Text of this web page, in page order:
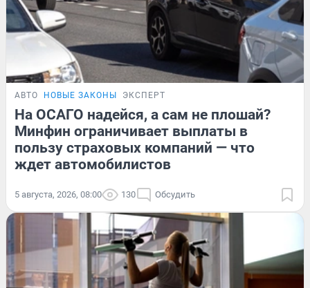
АВТО НОВЫЕ ЗАКОНЫ ЭКСПЕРТ
На ОСАГО надейся, а сам не плошай?
Минфин ограничивает выплаты в
пользу страховых компаний — что
ждет автомобилистов
5 августа, 2026, 08:00 130 Обсудить